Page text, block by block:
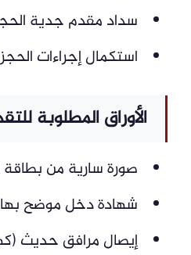
سداد مقدم جدية
استكمال إجراءات الحجز
الأوراق المطلوبة
صورة سارية من بطاقة
شهادة دخل موضح
إيصال مرافق حديث